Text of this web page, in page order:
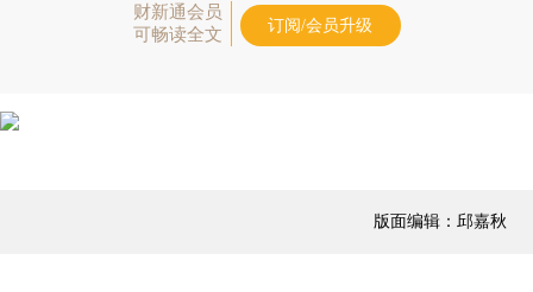
财新通会员
可畅读全文
订阅/会员升级
版面编辑：邱嘉秋